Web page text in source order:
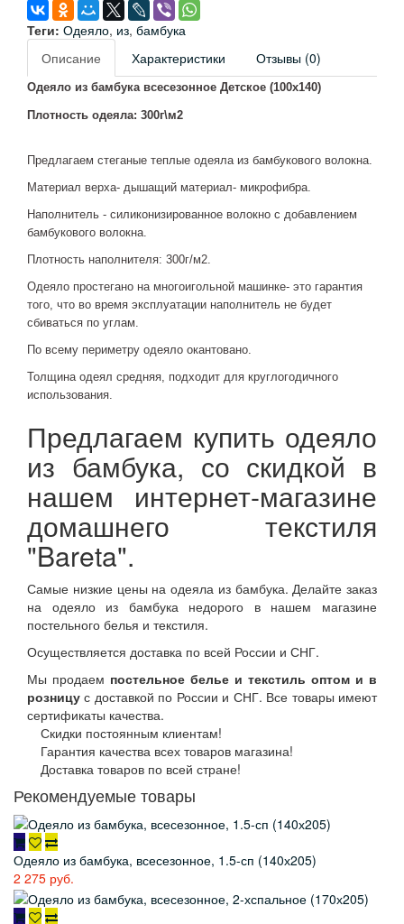
Теги: Одеяло, из, бамбука
Описание
Характеристики Отзывы (0)
Одеяло из бамбука всесезонное Детское (100х140)
Плотность одеяла: 300г\м2
Предлагаем стеганые теплые одеяла из бамбукового волокна.
Материал верха- дышащий материал- микрофибра.
Наполнитель - силиконизированное волокно с добавлением
бамбукового волокна.
Плотность наполнителя: 300г/м2.
Одеяло простегано на многоигольной машинке- это гарантия
того, что во время эксплуатации наполнитель не будет
сбиваться по углам.
По всему периметру одеяло окантовано.
Толщина одеял средняя, подходит для круглогодичного
использования.
Предлагаем купить одеяло
из бамбука, со скидкой в
нашем интернет-магазине
домашнего текстиля
"Bareta".
Самые низкие цены на одеяла из бамбука. Делайте заказ
на одеяло из бамбука недорого в нашем магазине
постельного белья и текстиля.
Осуществляется доставка по всей России и СНГ.
Мы продаем постельное белье и текстиль оптом и в
розницу с доставкой по России и СНГ. Все товары имеют
сертификаты качества.
Скидки постоянным клиентам!
Гарантия качества всех товаров магазина!
Доставка товаров по всей стране!
Рекомендуемые товары
Одеяло из бамбука, всесезонное, 1.5-сп (140х205)
2 275 руб.